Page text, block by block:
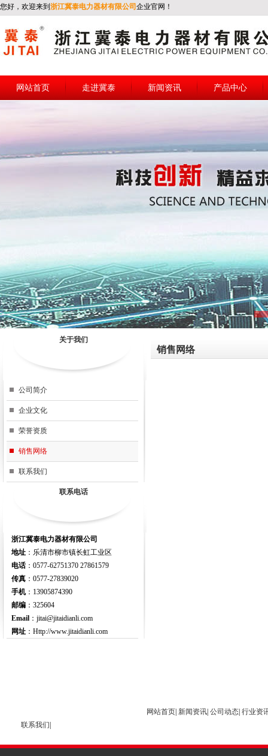
您好，欢迎来到 浙江冀泰电力器材有限公司 企业官网！
网站首页 走进冀泰 新闻资讯 产品中心
关于我们
公司简介
企业文化
荣誉资质
销售网络
联系我们
联系电话
浙江冀泰电力器材有限公司
地址 ：乐清市柳市镇长虹工业区
电话：0577-62751370 27861579
传真 ：0577-27839020
手机：13905874390
邮编 ：325604
Email ：jitai@jitaidianli.com
网址 ：Http://www.jitaidianli.com
销售网络
网站首页 新闻资讯 公司动态 行业资
联系我们